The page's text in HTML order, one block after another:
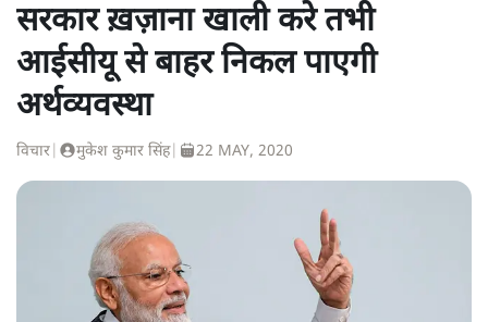
सरकार ख़ज़ाना खाली करे तभी
आईसीयू से बाहर निकल पाएगी
अर्थव्यवस्था
विचार मुकेश कुमार सिंह| 22 MAY, 2020